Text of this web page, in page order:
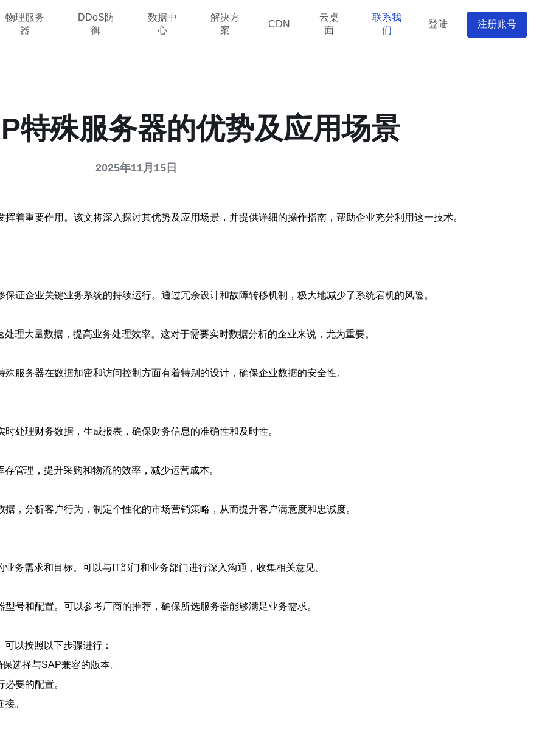
物理服务
器
DDoS防
御
数据中
心
解决方
案
CDN
云桌
面
联系我
们
登陆 注册账号
特殊服务器的优势及应用场景
2025年11月15日
着重要作用。该文将深入探讨其优势及应用场景，并提供详细的操作指南，帮助企业充分利用这一技术。
证企业关键业务系统的持续运行。通过冗余设计和故障转移机制，极大地减少了系统宕机的风险。
理大量数据，提高业务处理效率。这对于需要实时数据分析的企业来说，尤为重要。
服务器在数据加密和访问控制方面有着特别的设计，确保企业数据的安全性。
处理财务数据，生成报表，确保财务信息的准确性和及时性。
管理，提升采购和物流的效率，减少运营成本。
，分析客户行为，制定个性化的市场营销策略，从而提升客户满意度和忠诚度。
务需求和目标。可以与IT部门和业务部门进行深入沟通，收集相关意见。
号和配置。可以参考厂商的推荐，确保所选服务器能够满足业务需求。
以按照以下步骤进行：
选择与SAP兼容的版本。
要的配置。
。